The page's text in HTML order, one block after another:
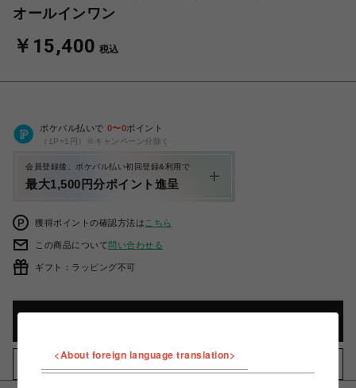
オールインワン
￥15,400 税込
ポケパル払いで 0〜0ポイント
（1P=1円）※キャンペーン分除く
会員登録後、ポケパル払い初回登録&利用で
最大1,500円分ポイント進呈
獲得ポイントの確認方法は こちら
この商品について問い合わせる
ギフト：ラッピング不可
<About foreign language translation>